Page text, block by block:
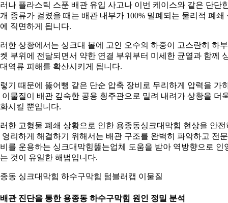
나 플라스틱 스푼 배관 유입 사고나 이번 케이스와 같은 단단
종류가 걸렸을 때는 배관 내부가 100% 밀폐되는 물리적 폐쇄
직면하게 됩니다.
한 상황에서는 싱크대 볼에 고인 오수의 하중이 고스란히 하부
부위에 전달되면서 약한 연결 부위부터 미세한 균열과 함께
역류 피해를 확산시키게 됩니다.
기 때문에 뚫어뻥 같은 단순 압축 장비로 무리하게 압력을 가
이물질이 배관 깊숙한 공용 횡주관으로 밀려 내려가 상황을 더
시킬 뿐입니다.
한 고형물 폐쇄 상황으로 인한 용종동싱크대막힘 현상을 안전
영리하게 해결하기 위해서는 배관 구조를 완벽히 파악하고 전문
를 운용하는 싱크대막힘뚫는업체 도움을 받아 역방향으로 인
것이 유일한 해법입니다.
동 싱크대막힘 하수구막힘 텀블러캡 이물질
관 진단을 통한 용종동 하수구막힘 원인 정밀 분석